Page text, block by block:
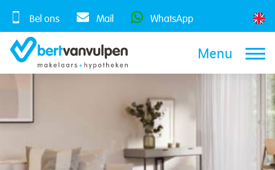
content
Bel ons Mail WhatsApp
Menu